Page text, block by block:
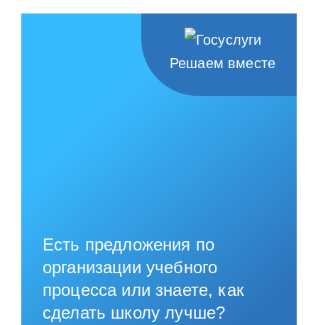
Решаем вместе
Есть предложения по
организации учебного
процесса или знаете, как
сделать школу лучше?